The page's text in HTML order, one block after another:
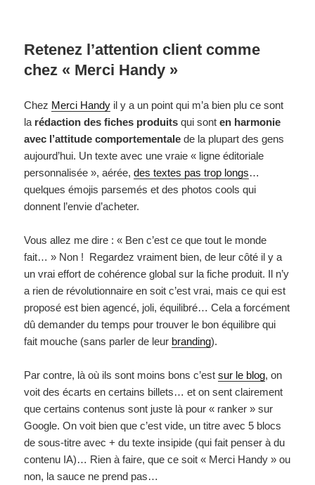
Retenez l’attention client comme
chez « Merci Handy »
Chez Merci Handy il y a un point qui m’a bien plu ce sont
la rédaction des fiches produits qui sonten harmonie
avec l’attitude comportementale de la plupart des gens
aujourd’hui. Un texte avec une vraie « ligne éditoriale
personnalisée », aérée,des textes pas trop longs…
quelques émojis parsemés et des photos cools qui
donnent l’envie d’acheter.
Vous allez me dire : « Ben c’est ce que tout le monde
fait… » Non ! Regardez vraiment bien, de leur côté il y a
un vrai effort de cohérence global sur la fiche produit. Il n’y
a rien de révolutionnaire en soit c’est vrai, mais ce qui est
proposé est bien agencé, joli, équilibré… Cela a forcément
dû demander du temps pour trouver le bon équilibre qui
fait mouche (sans parler de leur branding).
Par contre, là où ils sont moins bons c’estsur le blog, on
voit des écarts en certains billets… et on sent clairement
que certains contenus sont juste là pour « ranker » sur
Google. On voit bien que c’est vide, un titre avec 5 blocs
de sous-titre avec + du texte insipide (qui fait penser à du
contenu IA)… Rien à faire, que ce soit « Merci Handy » ou
non, la sauce ne prend pas…